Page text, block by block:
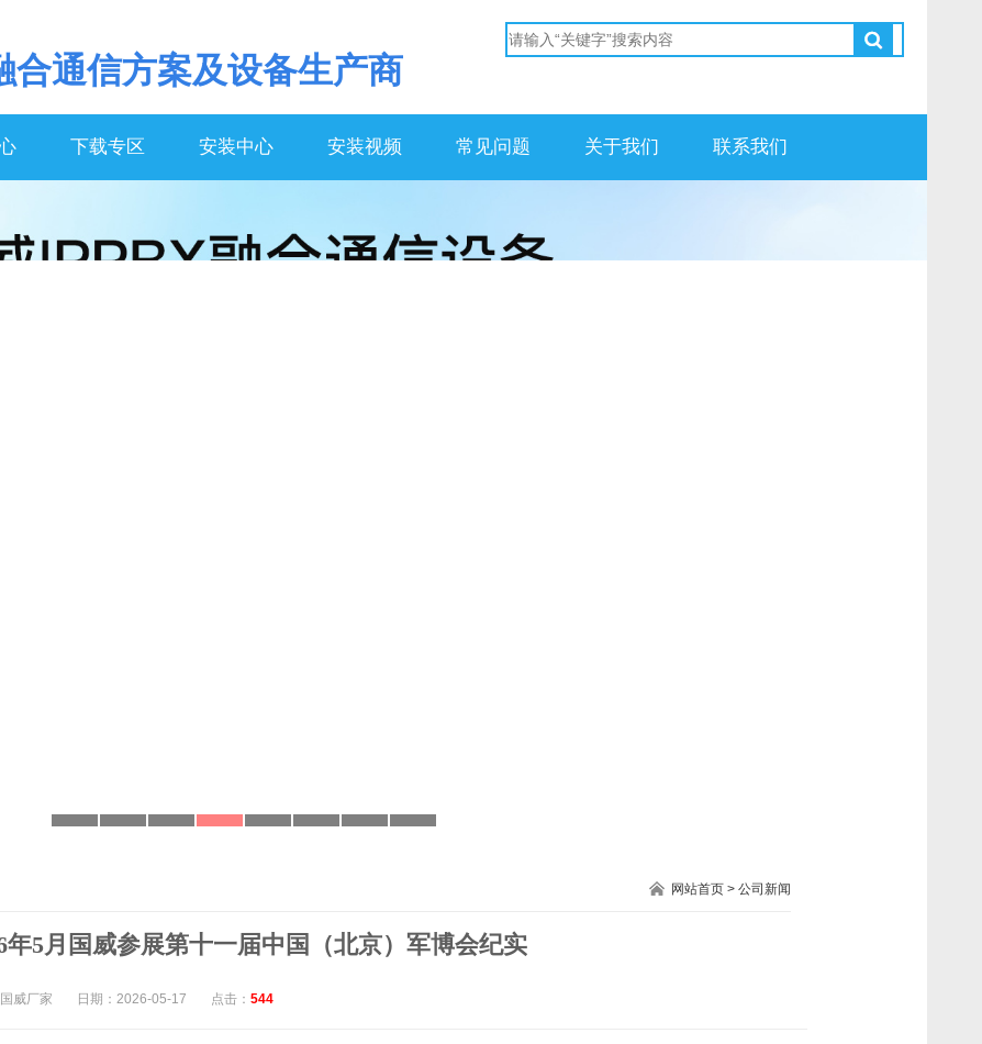
合通信方案及设备生产商
下载专区 安装中心 安装视频 常见问题 关于我们 联系我们
网站首页> 公司新闻
年5月国威参展第十一届中国（北京）军博会纪实
威厂家 日期：2026-05-17 点击： 544